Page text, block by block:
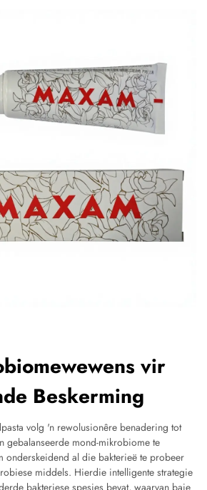
vir
Beskerming
volg 'n rewolusionêre benadering tot
gebalanseerde mond-mikrobiome te
onderskeidend al die bakterieë te probeer
middels. Hierdie intelligente strategie
bakteriese spesies bevat, waarvan baie